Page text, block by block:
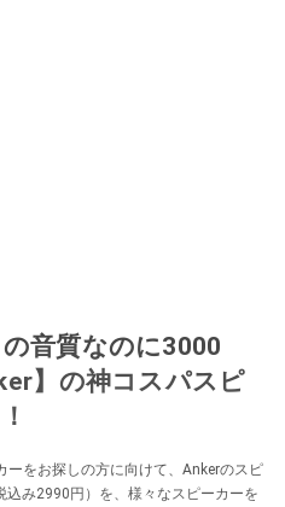
音質なのに3000
】の神コスパスピ
をお探しの方に向けて、Ankerのスピ
み2990円）を、様々なスピーカーを